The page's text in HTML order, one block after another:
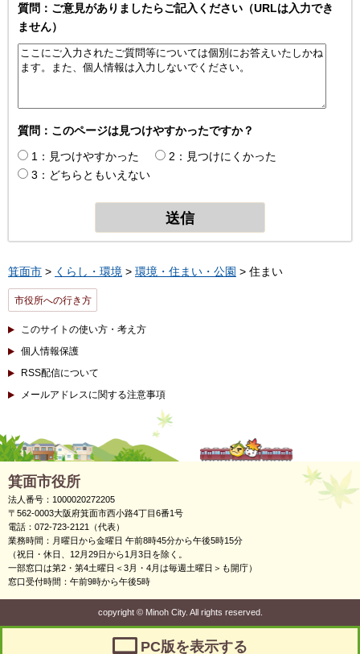
質問：ご意見がありましたらご記入ください（URLは入力でき
ません）
質問：このページは見つけやすかったですか？
1：見つけやすかった
2：見つけにくかった
3：どちらともいえない
箕面市 > くらし・環境 > 環境・住まい・公園 > 住まい
市役所への行き方
このサイトの使い方・考え方
個人情報保護
RSS配信について
メールアドレスに関する注意事項
箕面市役所
法人番号：1000020272205
〒562-0003大阪府箕面市西小路4丁目6番1号
電話：072-723-2121（代表）
業務時間：月曜日から金曜日 午前8時45分から午後5時15分
（祝日・休日、12月29日から1月3日を除く。
一部窓口は第2・第4土曜日＜3月・4月は毎週土曜日＞も開庁）
窓口受付時間：午前9時から午後5時
copyright ©Minoh City. All rights reserved.
PC版を表示する